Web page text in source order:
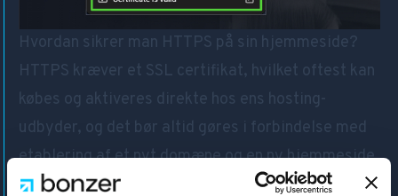
Hvordan sikrer man HTTPS på sin hjemmeside?
HTTPS kræver et SSL certifikat, hvilket oftest kan
købes og aktiveres direkte hos ens hosting-
udbyder, og det bør altid gøres i forbindelse med
etablering af et nyt domæne og en ny hjemmeside.
Det kræver typisk ikke teknisk udvikling, men i